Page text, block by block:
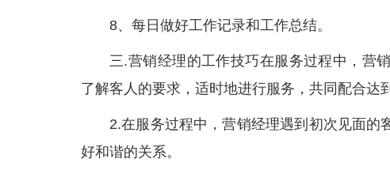
8、每日做好工作记录和工作总结。
三.营销经理的工作技巧在服务过程中，营
了解客人的要求，适时地进行服务，共同配合达
2.在服务过程中，营销经理遇到初次见面的
好和谐的关系。